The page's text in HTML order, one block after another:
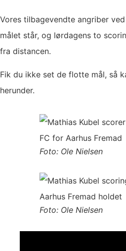
Vores tilbagevendte angriber
målet står, og lørdagens to
fra distancen.
Fik du ikke set de flotte mål, så
herunder.
Foto: Ole Nielsen
Foto: Ole Nielsen